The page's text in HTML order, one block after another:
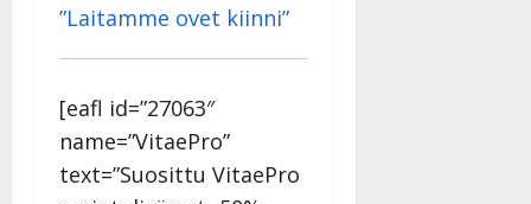
”Laitamme ovet kiinni”
[eafl id=”27063″
name=”VitaePro”
text=”Suosittu VitaePro